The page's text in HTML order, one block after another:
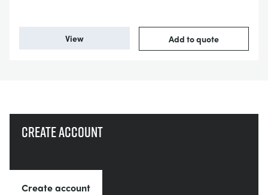
View Add to quote
Create account
Create account